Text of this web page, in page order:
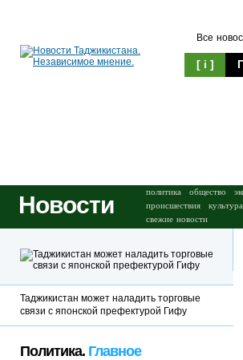
Все
[ i ]
Новости политика общество
происшествия
культура
свежие новости
Таджикистан может наладить торговые
связи с японской префектурой Гифу
Политика. Главное